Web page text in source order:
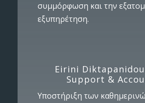
συμμόρφωση και την
εξυπηρέτηση.
Eirini
Support &
Υποστήριξη των